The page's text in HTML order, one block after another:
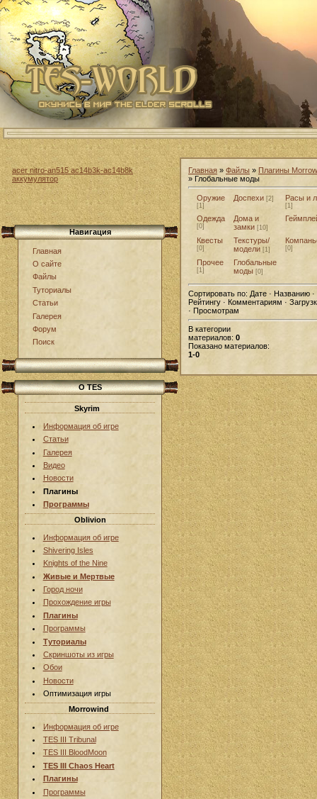
acer nitro-an515 ac14b3k-ac14b8k
аккумулятор
Навигация
Главная
О сайте
Файлы
Туториалы
Статьи
Галерея
Форум
Поиск
О TES
Skyrim
Информация об игре
Статьи
Галерея
Видео
Новости
Плагины
Программы
Oblivion
Информация об игре
Shivering Isles
Knights of the Nine
Живые и Мертвые
Город ночи
Прохождение игры
Плагины
Программы
Туториалы
Скриншоты из игры
Обои
Новости
Оптимизация игры
Morrowind
Информация об игре
TES III Tribunal
TES III BloodMoon
TES III Chaos Heart
Плагины
Программы
Главная » Файлы » Плагины
» Глобальные моды
Оружие
[1]
Доспехи [2] Расы и
[1]
Одежда
[0]
Дома и
замки [10]
Квесты
[0]
Текстуры/
модели [1] [0]
Прочее
[1]
Глобальные
моды [0]
Сортировать по: Дате · Названию ·
Рейтингу · Комментариям ·
· Просмотрам
В категории
материалов: 0
Показано материалов:
1-0